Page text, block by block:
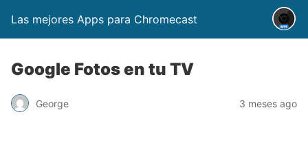
Las mejores Apps para Chromecast
Google Fotos en tu TV
George 3 meses ago